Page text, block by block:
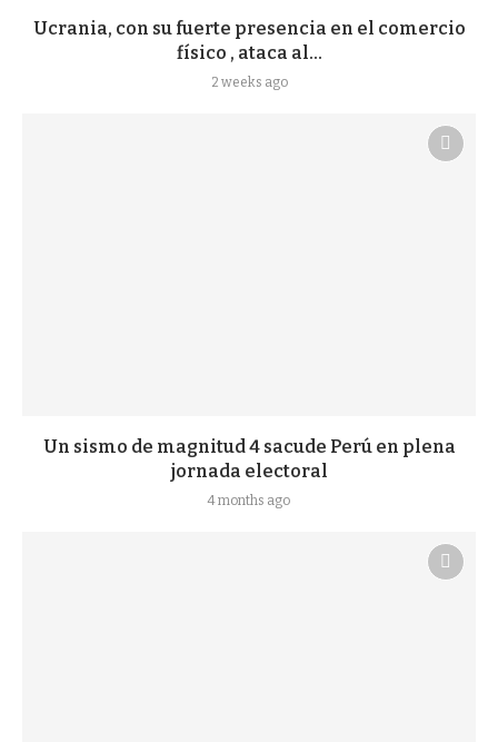
Ucrania, con su fuerte presencia en el comercio
físico , ataca al...
2 weeks ago
Un sismo de magnitud 4 sacude Perú en plena
jornada electoral
4 months ago